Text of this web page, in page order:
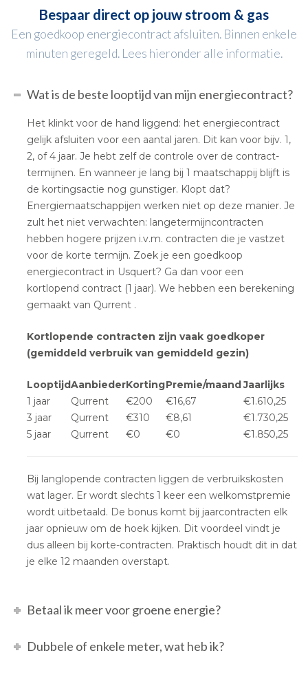
Bespaar direct op jouw stroom & gas
Een goedkoop energiecontract afsluiten. Binnen enkele
minuten geregeld. Lees hieronder alle informatie.
Wat is de beste looptijd van mijn energiecontract?
Het klinkt voor de hand liggend: het energiecontract
gelijk afsluiten voor een aantal jaren. Dit kan voor bijv. 1,
2, of 4 jaar. Je hebt zelf de controle over de contract-
termijnen. En wanneer je lang bij 1 maatschappij blijft is
de kortingsactie nog gunstiger. Klopt dat?
Energiemaatschappijen werken niet op deze manier. Je
zult het niet verwachten: langetermijncontracten
hebben hogere prijzen i.v.m. contracten die je vastzet
voor de korte termijn. Zoek je een goedkoop
energiecontract in Usquert? Ga dan voor een
kortlopend contract (1 jaar). We hebben een berekening
gemaakt van Qurrent .
Kortlopende contracten zijn vaak goedkoper
(gemiddeld verbruik van gemiddeld gezin)
LooptijdAanbiederKortingPremie/maandJaarlijks
1 jaar
Qurrent €200 €16,67
€1.610,25
3 jaar
Qurrent €310 €8,61
€1.730,25
5 jaar
Qurrent €0 €0 €1.850,25
Bij langlopende contracten liggen de verbruikskosten
wat lager. Er wordt slechts 1 keer een welkomstpremie
wordt uitbetaald. De bonus komt bij jaarcontracten elk
jaar opnieuw om de hoek kijken. Dit voordeel vindt je
dus alleen bij korte-contracten. Praktisch houdt dit in dat
je elke 12 maanden overstapt.
Betaal ik meer voor groene energie?
Dubbele of enkele meter, wat heb ik?